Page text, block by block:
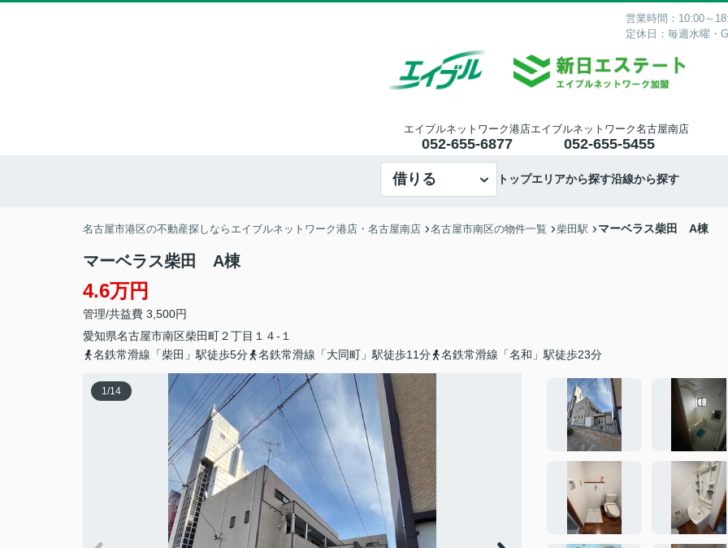
営業時間：10:00～
定休日：毎週水曜・
エイブルネットワーク港店
052-655-6877
エイブルネットワーク名古屋南店
052-655-5455
借りる トップエリアから探す沿線から探す
名古屋市港区の不動産探しならエイブルネットワーク港店・名古屋南店 名古屋市南区の物件一覧 柴田駅 マーベラス柴田 A棟
マーベラス柴田 A棟
4.6万円
管理/共益費 3,500円
愛知県名古屋市南区柴田町２丁目１４-１
名鉄常滑線「柴田」駅徒歩5分
名鉄常滑線「大同町」駅徒歩11分 名鉄常滑線「名和」駅徒歩23分
1/14